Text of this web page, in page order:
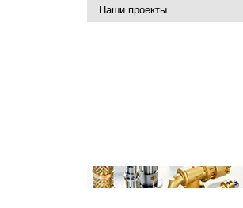
Наши проекты